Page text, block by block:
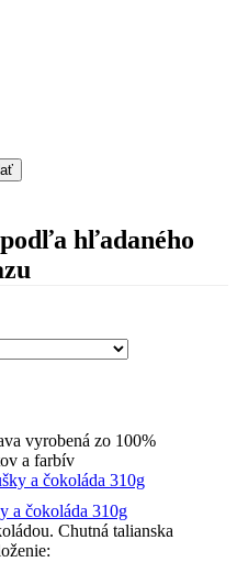
hľadaného
vyrobená zo 100%
a farbív
a čokoláda 310g
Chutná talianska